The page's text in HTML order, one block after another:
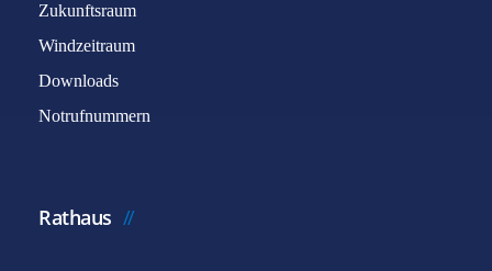
Zukunftsraum
Windzeitraum
Downloads
Notrufnummern
Rathaus